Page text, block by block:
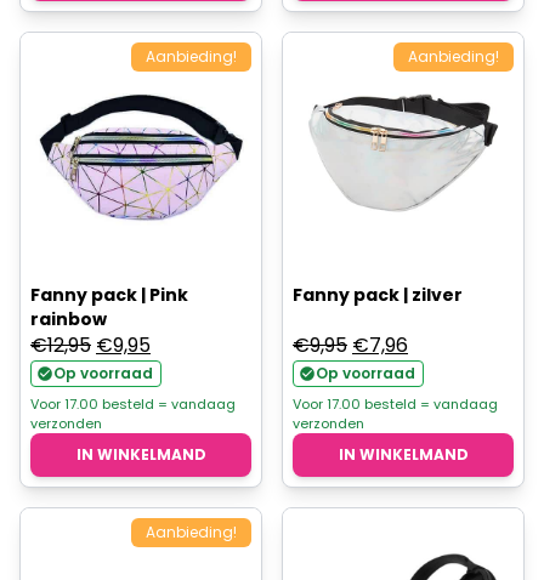
Aanbieding!
Fanny pack | Pink
rainbow
€12,95 Oorspronkelijke
prijs
was:
€12,95.
€9,95Huidige
prijs
is:
€9,95.
Op voorraad
Voor 17.00 besteld = vandaag
verzonden
IN WINKELMAND
Aanbieding!
Fanny pack | zilver
€9,95 Oorspronkelijke
prijs
was:
€9,95.
€7,96Huidige
prijs
is:
€7,96.
Op voorraad
Voor 17.00 besteld = vandaag
verzonden
IN WINKELMAND
Aanbieding!